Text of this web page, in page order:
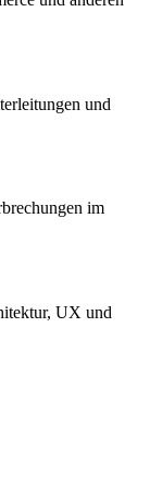
und
im
UX und